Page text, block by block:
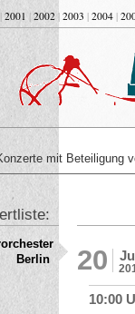
2001 | 2002 | 2003 | 2004 |
mit Beteiligung
20
10:00
Berlin